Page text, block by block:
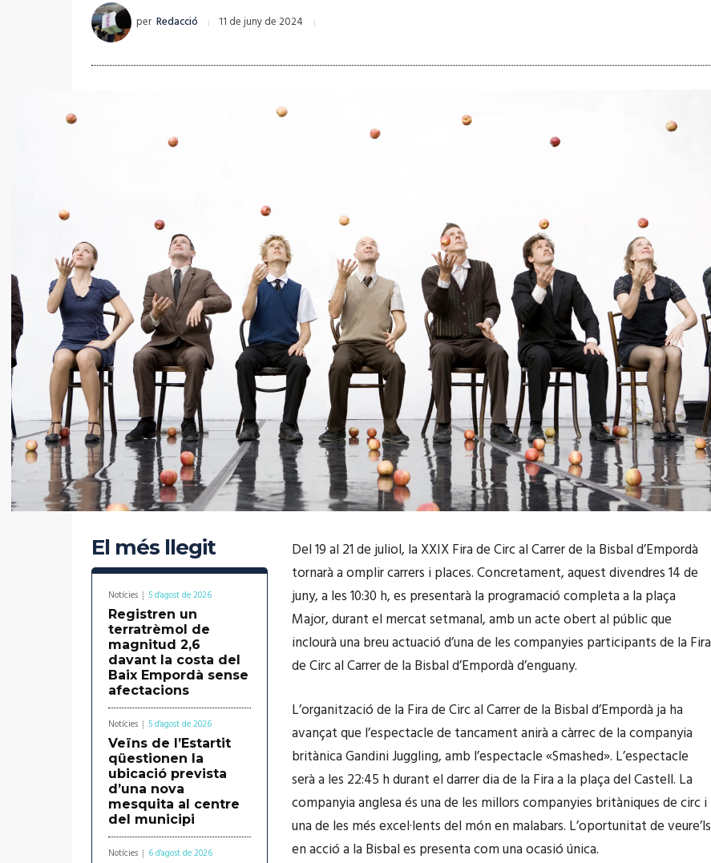
per Redacció 11 de juny de 2024
El més llegit
Notícies 5 d'agost de 2026
Registren un
terratrèmol de
magnitud 2,6
davant la costa del
Baix Empordà sense
afectacions
Notícies 5 d'agost de 2026
Veïns de l’Estartit
qüestionen la
ubicació prevista
d’una nova
mesquita al centre
del municipi
Notícies 6 d'agost de 2026
Del 19 al 21 de juliol, la XXIX Fira de Circ al Carrer de la Bisbal d’Empordà
tornarà a omplir carrers i places. Concretament, aquest divendres 14 de
juny, a les 10:30 h, es presentarà la programació completa a la plaça
Major, durant el mercat setmanal, amb un acte obert al públic que
inclourà una breu actuació d’una de les companyies participants de la Fira
de Circ al Carrer de la Bisbal d’Empordà d’enguany.
L’organització de la Fira de Circ al Carrer de la Bisbal d’Empordà ja ha
avançat que l’espectacle de tancament anirà a càrrec de la companyia
britànica Gandini Juggling, amb l’espectacle «Smashed». L’espectacle
serà a les 22:45 h durant el darrer dia de la Fira a la plaça del Castell. La
companyia anglesa és una de les millors companyies britàniques de circ i
una de les més excel·lents del món en malabars. L’oportunitat de veure’ls
en acció a la Bisbal es presenta com una ocasió única.